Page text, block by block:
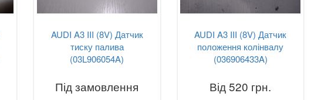
AUDI A3 III (8V) Датчик
тиску палива
(03L906054A)
Під замовлення
AUDI A3 III (8V) Датчик
положення колінвалу
(036906433A)
Від 520 грн.